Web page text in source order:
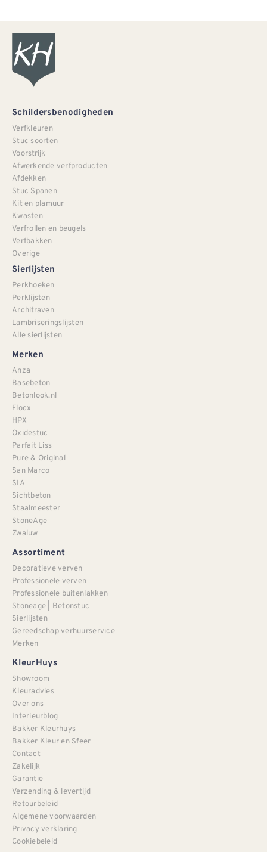
Schildersbenodigheden
Verfkleuren
Stuc soorten
Voorstrijk
Afwerkende verfproducten
Afdekken
Stuc Spanen
Kit en plamuur
Kwasten
Verfrollen en beugels
Verfbakken
Overige
Sierlijsten
Perkhoeken
Perklijsten
Architraven
Lambriseringslijsten
Alle sierlijsten
Merken
Anza
Basebeton
Betonlook.nl
Flocx
HPX
Oxidestuc
Parfait Liss
Pure & Original
San Marco
SIA
Sichtbeton
Staalmeester
StoneAge
Zwaluw
Assortiment
Decoratieve verven
Professionele verven
Professionele buitenlakken
Stoneage | Betonstuc
Sierlijsten
Gereedschap verhuurservice
Merken
KleurHuys
Showroom
Kleuradvies
Over ons
Interieurblog
Bakker Kleurhuys
Bakker Kleur en Sfeer
Contact
Zakelijk
Garantie
Verzending & levertijd
Retourbeleid
Algemene voorwaarden
Privacy verklaring
Cookiebeleid